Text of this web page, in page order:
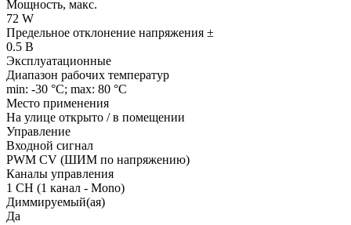
Мощность, макс.
72 W
Предельное отклонение напряжения ±
0.5 В
Эксплуатационные
Диапазон рабочих температур
min: -30 °C; max: 80 °C
Место применения
На улице открыто / в помещении
Управление
Входной сигнал
PWM СV (ШИМ по напряжению)
Каналы управления
1 CH (1 канал - Mono)
Диммируемый(ая)
Да